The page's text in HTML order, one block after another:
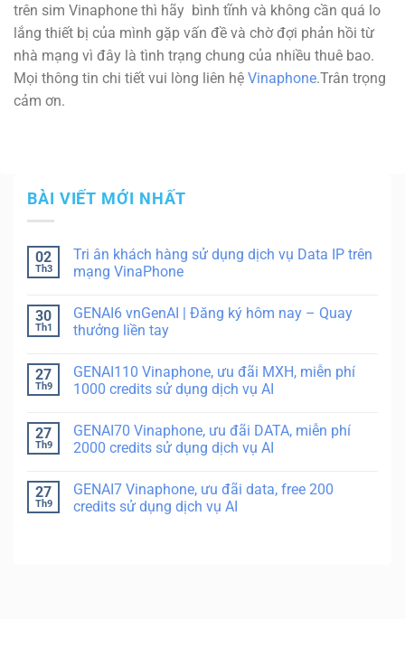
trên sim Vinaphone thì hãy bình tĩnh và không cần quá lo
lắng thiết bị của mình gặp vấn đề và chờ đợi phản hồi từ
nhà mạng vì đây là tình trạng chung của nhiều thuê bao.
Mọi thông tin chi tiết vui lòng liên hệ Vinaphone.Trân trọng
cảm ơn.
BÀI VIẾT MỚI NHẤT
02
Th3
Tri ân khách hàng sử dụng dịch vụ Data IP trên
mạng VinaPhone
30
Th1
GENAI6 vnGenAI | Đăng ký hôm nay – Quay
thưởng liền tay
27
Th9
GENAI110 Vinaphone, ưu đãi MXH, miễn phí
1000 credits sử dụng dịch vụ AI
27
Th9
GENAI70 Vinaphone, ưu đãi DATA, miễn phí
2000 credits sử dụng dịch vụ AI
27
Th9
GENAI7 Vinaphone, ưu đãi data, free 200
credits sử dụng dịch vụ AI